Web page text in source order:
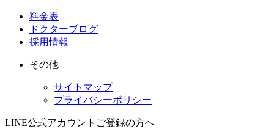
料金表
ドクターブログ
採用情報
その他
サイトマップ
プライバシーポリシー
LINE公式アカウントご登録の方へ